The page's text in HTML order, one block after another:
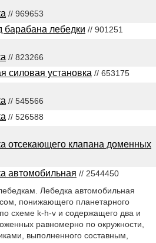
// 969653
барабана лебедки // 901251
// 823266
силовая установка // 653175
// 545566
// 526588
отсекающего клапана доменных
автомобильная // 2544450
Лебедка автомобильная
понижающего планетарного
схеме k-h-v и содержащего два и
равномерно по окружности,
выполненного составным,